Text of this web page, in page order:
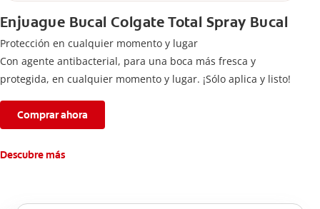
Enjuague Bucal Colgate Total Spray Bucal
Protección en cualquier momento y lugar
Con agente antibacterial, para una boca más fresca y
protegida, en cualquier momento y lugar. ¡Sólo aplica y listo!
Comprar ahora
Descubre más